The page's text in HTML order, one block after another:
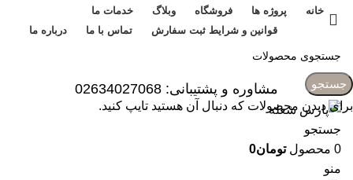
خانه پروژه ها فروشگاه وبلاگ
خدمات ما
قوانین و شرایط ثبت سفارش
تماس با ما درباره ما
مشاوره و پشتیبانی: 02634027068
جستجو
0 محصول تومان0
منو
جستجو
برای دیدن محصولات که دنبال آن هستید تایپ کنید.